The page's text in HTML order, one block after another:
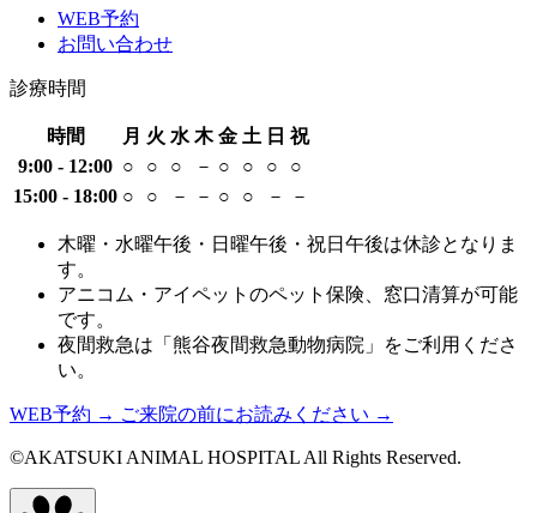
WEB予約
お問い合わせ
診療時間
時間 月 火 水 木 金 土 日 祝
9:00 - 12:00 ○ ○ ○ － ○ ○ ○
○
15:00 - 18:00 ○ ○ － － ○ ○ － －
木曜・水曜午後・日曜午後・祝日午後は休診となりま
す。
アニコム・アイペットのペット保険、窓口清算が可能
です。
夜間救急は「熊谷夜間救急動物病院」をご利用くださ
い。
WEB予約 → ご来院の前にお読みください →
©AKATSUKI ANIMAL HOSPITAL All Rights Reserved.